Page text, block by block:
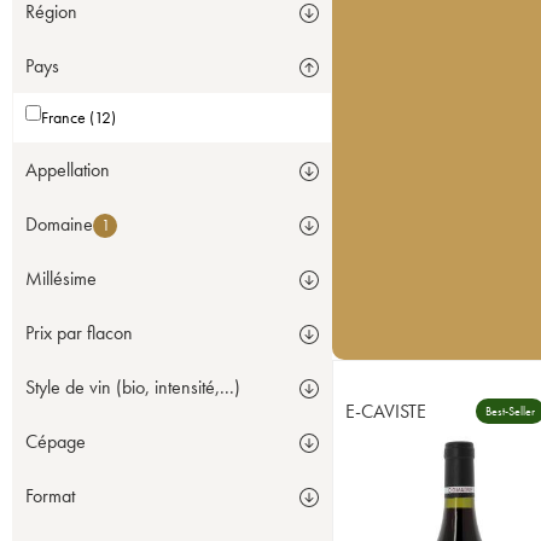
Région
Pays
France (12)
Appellation
Domaine 1
Millésime
Prix par flacon
Style de vin (bio, intensité,...)
Cépage
Format
E-CAVISTE Best-Seller